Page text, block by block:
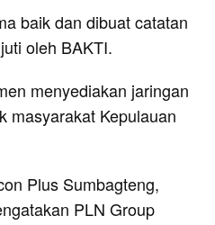
baik dan dibuat catatan
oleh BAKTI.
menyediakan jaringan
masyarakat Kepulauan
Plus Sumbagteng,
PLN Group